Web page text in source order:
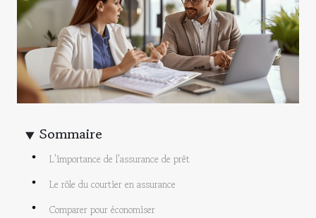
Sommaire
L'importance de l'assurance de prêt
Le rôle du courtier en assurance
Comparer pour économiser